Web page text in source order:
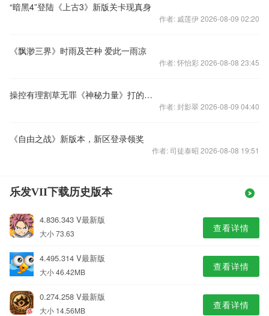
“暗黑4”登陆《上古3》新版关卡现真身
作者: 戚莲伊 2026-08-09 02:20
《飘渺三界》时雨及芒种 爱此一雨凉
作者: 怀怡彩 2026-08-08 23:45
操控有理割草无罪《神秘力量》打的就是爽
作者: 封影翠 2026-08-09 04:40
《自由之战》新版本，新区登录领奖
作者: 司徒泰昭 2026-08-08 19:51
乐发VII下载历史版本
4.836.343 V最新版
大小 73.63 查看详情
4.495.314 V最新版
大小 46.42MB 查看详情
0.274.258 V最新版
大小 14.56MB 查看详情